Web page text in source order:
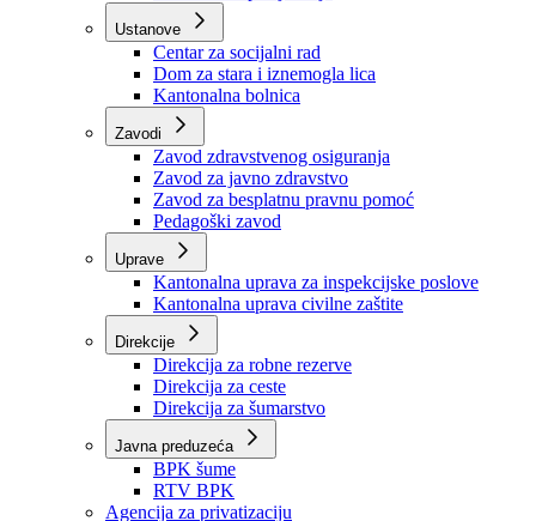
Služba za odnose s javnošću
Služba za zajedničke poslove
Služba za zapošljavanje
Ustanove
Centar za socijalni rad
Dom za stara i iznemogla lica
Kantonalna bolnica
Zavodi
Zavod zdravstvenog osiguranja
Zavod za javno zdravstvo
Zavod za besplatnu pravnu pomoć
Pedagoški zavod
Kantonalna uprava za inspekcijske poslove
Kantonalna uprava civilne zaštite
Direkcije
Direkcija za robne rezerve
Direkcija za ceste
Direkcija za šumarstvo
Javna preduzeća